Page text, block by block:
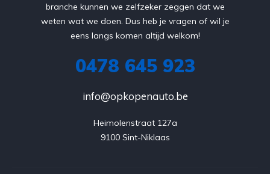
branche kunnen we zelfzeker zeggen dat we
weten wat we doen. Dus heb je vragen of wil je
eens langs komen altijd welkom!
0478 645 923
info@opkopenauto.be
Heimolenstraat 127a
9100 Sint-Niklaas